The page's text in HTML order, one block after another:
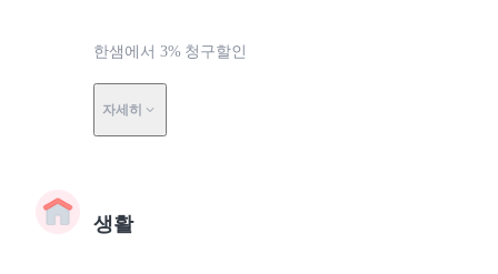
한샘에서 3% 청구할인
자세히
생활